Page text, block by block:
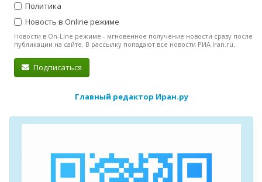
Политика
Новость в Online режиме
Новости в On-Line режиме - мгновенное получение новости сразу после
публикации на сайте. В рассылку попадают все новости РИА Iran.ru.
Подписаться
Главный редактор Иран.ру